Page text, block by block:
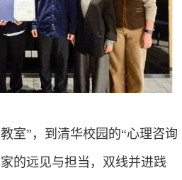
室”，到清华校园的“心理咨询
的远见与担当，双线并进践